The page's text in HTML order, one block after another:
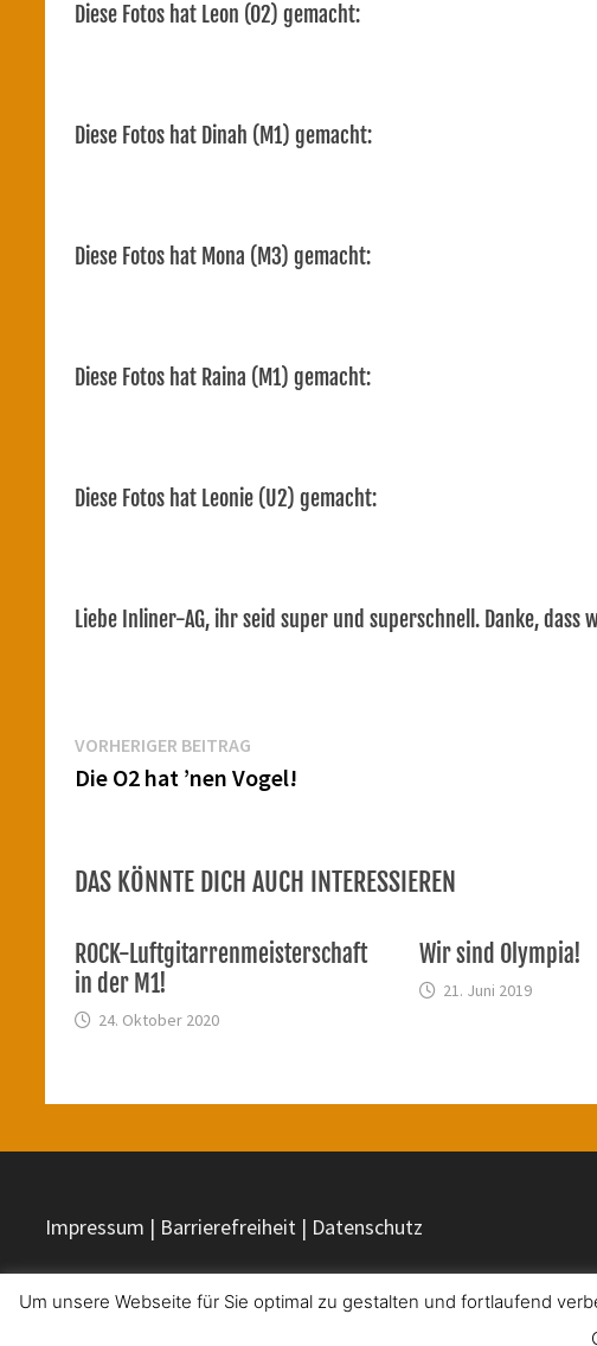
Diese Fotos hat Leon (O2) gemacht:
Diese Fotos hat Dinah (M1) gemacht:
Diese Fotos hat Mona (M3) gemacht:
Diese Fotos hat Raina (M1) gemacht:
Diese Fotos hat Leonie (U2) gemacht:
Liebe Inliner-AG, ihr seid super und superschnell. Danke,
Beitragsnavigation
VORHERIGER BEITRAG
Beitrag:
Die O2 hat ’nen Vogel!
DAS KÖNNTE DICH AUCH INTERESSIEREN
ROCK-Luftgitarrenmeisterschaft
in der M1!
24. Oktober 2020
Wir sind Olympia!
21. Juni 2019
Impressum | Barrierefreiheit | Datenschutz
. Mit Stolz
Um unsere Webseite für Sie optimal zu gestalten und fortlaufend